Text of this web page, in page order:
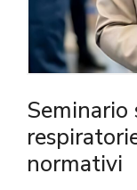
Seminario
normativi